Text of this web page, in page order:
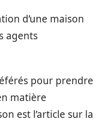
d’une maison
agents
pour prendre
matière
est l’article sur la